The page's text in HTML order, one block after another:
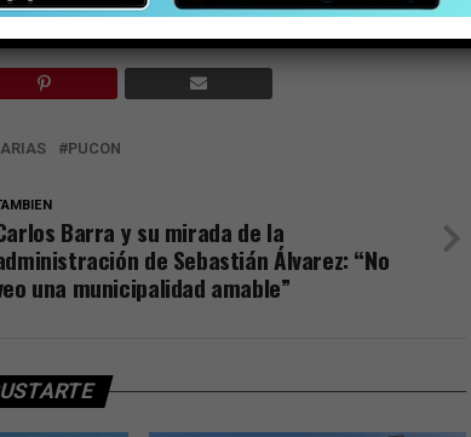
PUCON
Barra y su mirada de la
de Sebastián Álvarez: “No
una municipalidad amable”